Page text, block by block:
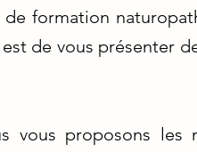
formation
de vous présenter
vous proposons les